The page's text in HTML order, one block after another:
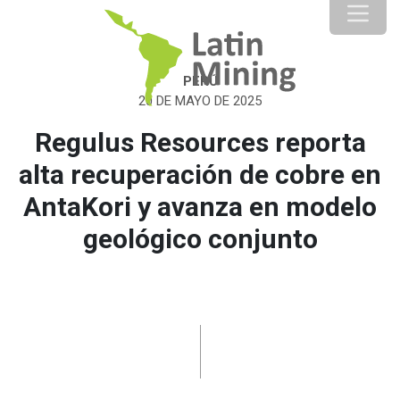
PERÚ
20 DE MAYO DE 2025
Regulus Resources reporta
alta recuperación de cobre en
AntaKori y avanza en modelo
geológico conjunto